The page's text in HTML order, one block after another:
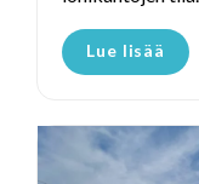
Lue lisää